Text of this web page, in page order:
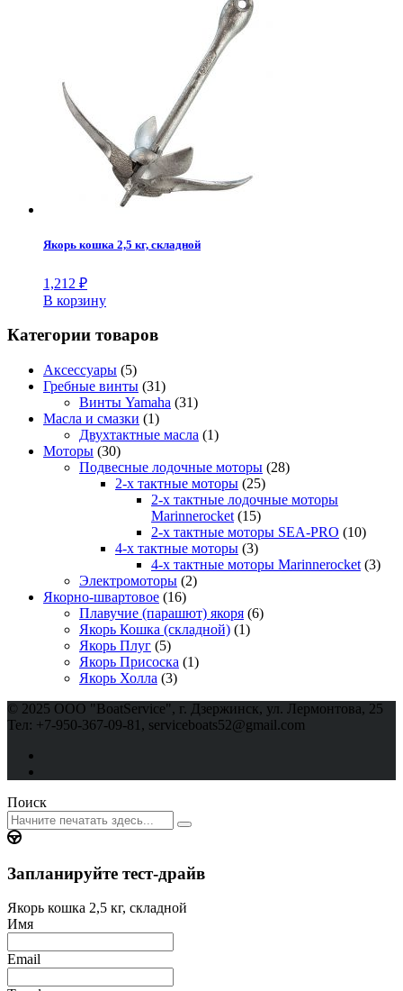
Якорь кошка 2,5 кг, складной
1,212 ₽
В корзину
Категории товаров
Аксессуары (5)
Гребные винты (31)
Винты Yamaha (31)
Масла и смазки (1)
Двухтактные масла (1)
Моторы (30)
Подвесные лодочные моторы (28)
2-х тактные моторы (25)
2-х тактные лодочные моторы
Marinnerocket (15)
2-х тактные моторы SEA-PRO (10)
4-х тактные моторы (3)
4-х тактные моторы Marinnerocket (3)
Электромоторы (2)
Якорно-швартовое (16)
Плавучие (парашют) якоря (6)
Якорь Кошка (складной) (1)
Якорь Плуг (5)
Якорь Присоска (1)
Якорь Холла (3)
© 2025 ООО "BoatService", г. Дзержинск, ул. Лермонтова, 25
Тел: +7-950-367-09-81, serviceboats52@gmail.com
Поиск
Запланируйте тест-драйв
Якорь кошка 2,5 кг, складной
Имя
Email